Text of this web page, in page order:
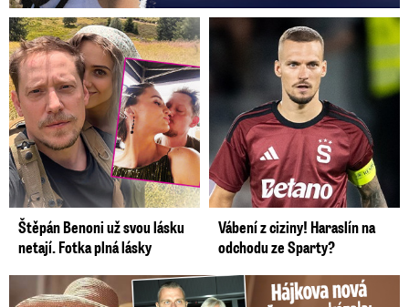
Štěpán Benoni už svou lásku
netají. Fotka plná lásky
Vábení z ciziny! Haraslín na
odchodu ze Sparty?
Tohle tělo nahradilo Belo: Nová partnerka se ukázala...